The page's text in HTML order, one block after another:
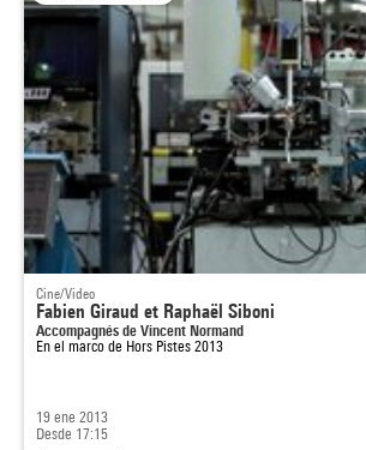
Cine/Video
Fabien Giraud et Raphaël Siboni
Accompagnés de Vincent Normand
En el marco de Hors Pistes 2013
19 ene 2013
Desde 17:15